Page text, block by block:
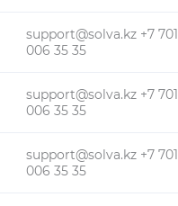
support@solva.kz +7 701
006 35 35
support@solva.kz +7 701
006 35 35
support@solva.kz +7 701
006 35 35